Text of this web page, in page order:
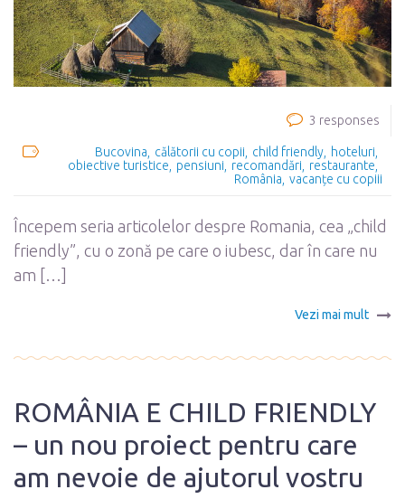
3 responses
Bucovina călătorii cu copii child friendly
hoteluri
obiective turistice
pensiuni recomandări
restaurante
România vacanțe cu copiii
Începem seria articolelor despre Romania, cea „child
friendly”, cu o zonă pe care o iubesc, dar în care nu
am […]
Vezi mai mult
ROMÂNIA E CHILD FRIENDLY
– un nou proiect pentru care
am nevoie de ajutorul vostru